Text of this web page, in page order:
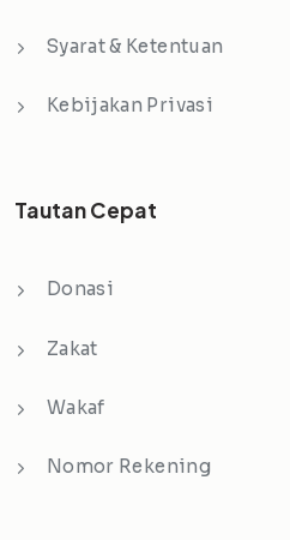
Syarat & Ketentuan
Kebijakan Privasi
Tautan Cepat
Donasi
Zakat
Wakaf
Nomor Rekening